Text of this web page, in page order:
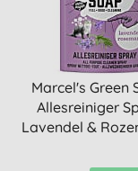
Marcel's Green
Allesreiniger
Lavendel &